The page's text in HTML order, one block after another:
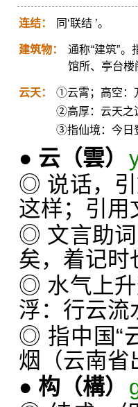
连结： 同‘联结 ’。
建筑物：
通称“建筑”
馆所、亭台楼
云天：
①云霄；高空：
②高厚：云天之
③指仙境：今日
● 云 （雲）
◎ 说话，引
这样；引用
◎ 文言助词
矣，着记时
◎ 水气上升
浮：行云流
◎ 指中国“
烟（云南省
● 构 （構）